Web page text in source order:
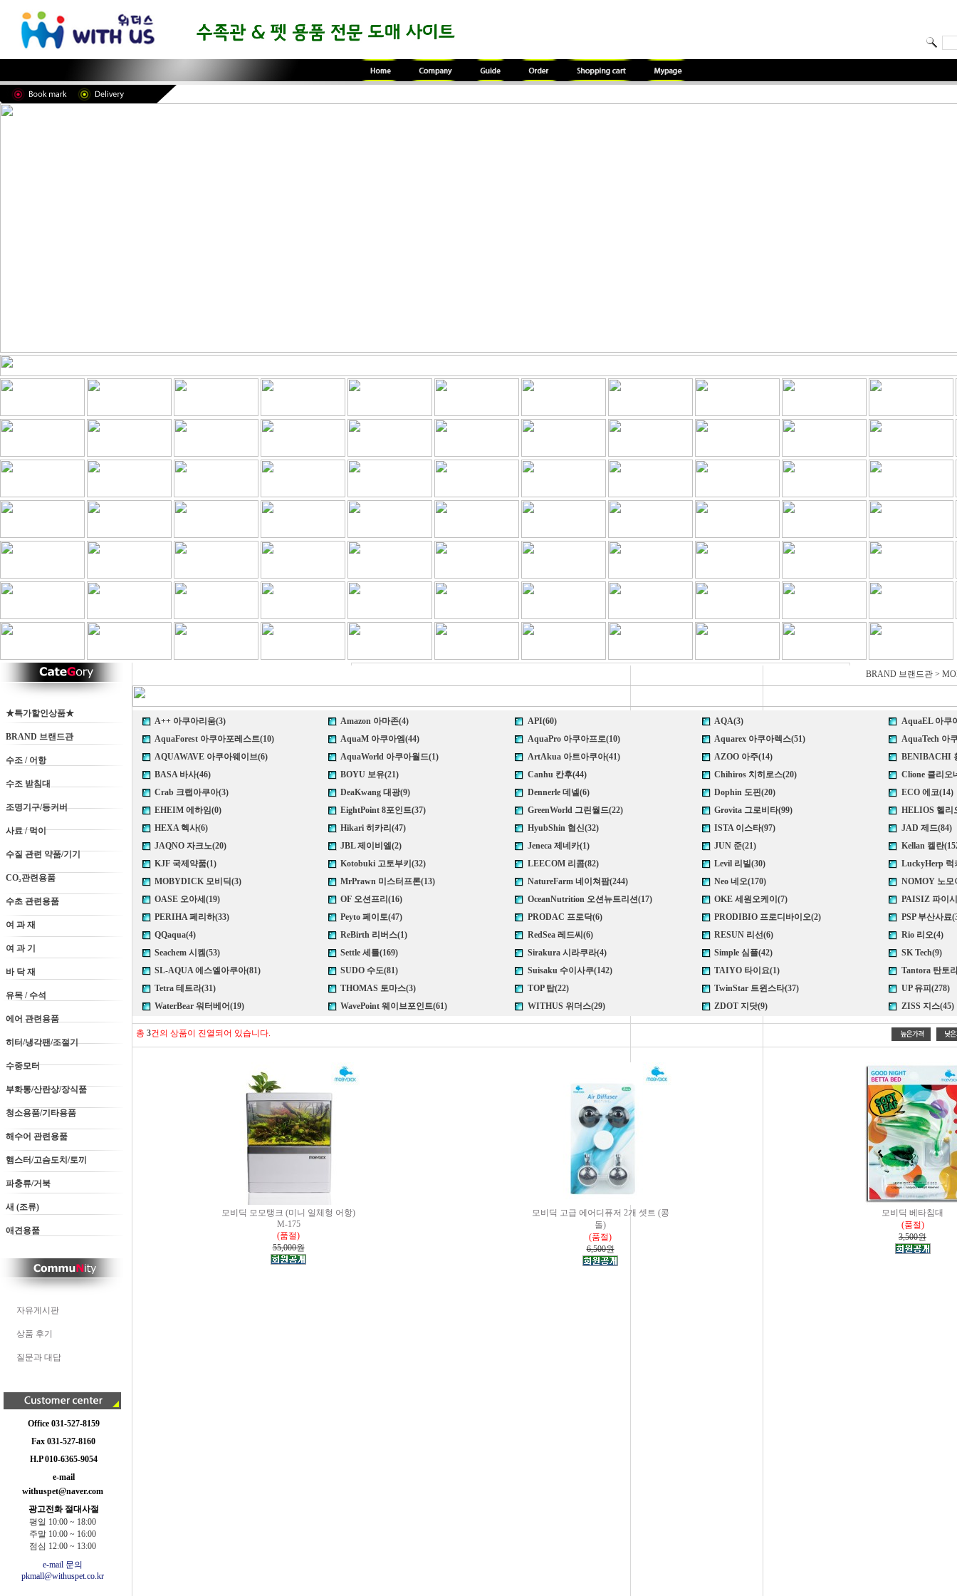
★특가할인상품★
BRAND 브랜드관
수조 / 어항
수조 받침대
조명기구/등커버
사료 / 먹이
수질 관련 약품/기기
CO₂관련용품
수초 관련용품
여 과 재
여 과 기
바 닥 재
유목 / 수석
에어 관련용품
히터/냉각팬/조절기
수중모터
부화통/산란상/장식품
청소용품/기타용품
해수어 관련용품
햄스터/고슴도치/토끼
파충류/거북
새 (조류)
애견용품
자유게시판
상품 후기
질문과 대답
Office 031-527-8159
Fax 031-527-8160
H.P 010-6365-9054
e-mail
withuspet@naver.com
광고전화 절대사절
평일 10:00 ~ 18:00
주말 10:00 ~ 16:00
점심 12:00 ~ 13:00
e-mail 문의
pkmall@withuspet.co.kr
BRAND 브랜드관 >
A++ 아쿠아리움(3) Amazon 아마존(4) API(60) AQA(3)
AquaEL 아쿠
AquaForest 아쿠아포레스트(10)
AquaM 아쿠아엠(44) AquaPro 아쿠아프로(10) Aquarex 아쿠아렉스(51)
AquaTech 아
AQUAWAVE 아쿠아웨이브(6)
AquaWorld 아쿠아월드(1) ArtAkua 아트아쿠아(41) AZOO 아주(14)
BENIBACHI
BASA 바사(46)
BOYU 보유(21) Canhu 칸후(44) Chihiros 치히로스(20)
Clione 클리오
Crab 크랩아쿠아(3)
DeaKwang 대광(9) Dennerle 데넬(6) Dophin 도핀(20)
ECO 에코(14)
EHEIM 에하임(0)
EightPoint 8포인트(37) GreenWorld 그린월드(22) Grovita 그로비타(99)
HELIOS 헬리
HEXA 헥사(6)
Hikari 히카리(47) HyubShin 협신(32) ISTA 이스타(97)
JAD 제드(84)
JAQNO 자크노(20)
JBL 제이비엘(2) Jeneca 제네카(1) JUN 준(21)
Kellan 켈란
KJF 국제약품(1)
Kotobuki 고토부키(32) LEECOM 리콤(82) Levil 리빌(30)
LuckyHerp 럭
MOBYDICK 모비딕(3)
MrPrawn 미스터프론(13) NatureFarm 네이쳐팜(244) Neo 네오(170)
NOMOY 노모
OASE 오아세(19)
OF 오션프리(16) OceanNutrition 오션뉴트리션(17) OKE 세원오케이(7)
PAISIZ 파이
PERIHA 페리하(33)
Peyto 페이토(47) PRODAC 프로닥(6) PRODIBIO 프로디바이오(2)
PSP 부산사료
QQaqua(4)
ReBirth 리버스(1) RedSea 레드씨(6) RESUN 리선(6)
Rio 리오(4)
Seachem 시켐(53)
Settle 세틀(169) Sirakura 시라쿠라(4) Simple 심플(42)
SK Tech(9)
SL-AQUA 에스엘아쿠아(81)
SUDO 수도(81) Suisaku 수이사쿠(142) TAIYO 타이요(1)
Tantora 탄토
Tetra 테트라(31)
THOMAS 토마스(3) TOP 탑(22) TwinStar 트윈스타(37)
UP 유피(278)
WaterBear 워터베어(19)
WavePoint 웨이브포인트(61) WITHUS 위더스(29) ZDOT 지닷(9) ZISS 지스(45)
총 3건의 상품이 진열되어 있습니다.
모비딕 모모탱크 (미니 일체형 어항)
M-175
(품절)
55,000원
모비딕 고급 에어디퓨저 2개 셋트 (콩
돌)
(품절)
6,500원
모비딕 베타침대
(품절)
3,500원